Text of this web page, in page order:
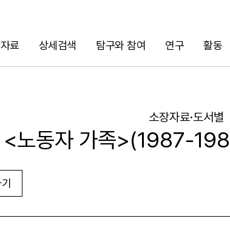
료 상세검색 탐구와 참여 연구 활동
검색
소장자료·도서별
<노동자 가족>(1987-